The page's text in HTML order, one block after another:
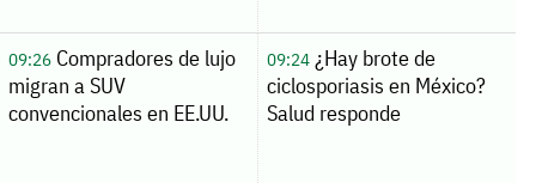
09:26Compradores de lujo
migran a SUV
convencionales en EE.UU.
09:24¿Hay brote de
ciclosporiasis en México?
Salud responde